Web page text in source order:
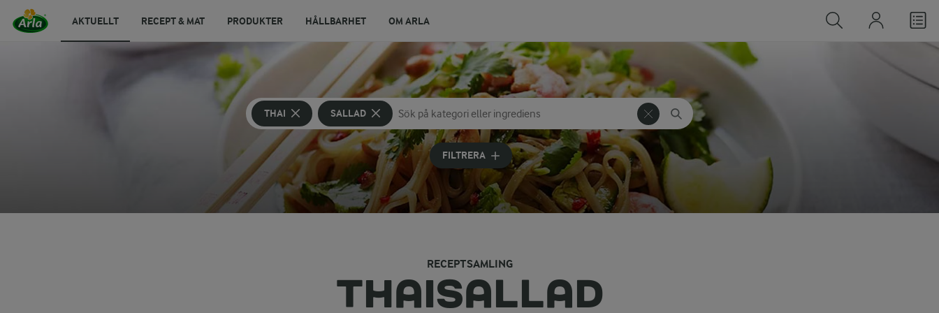
AKTUELLT RECEPT & MAT PRODUKTER HÅLLBARHET OM ARLA
THAI SALLAD
Sök på kategori eller ingrediens
Skriv in sökord för att få förslag
FILTRERA
RECEPTSAMLING
THAISALLAD